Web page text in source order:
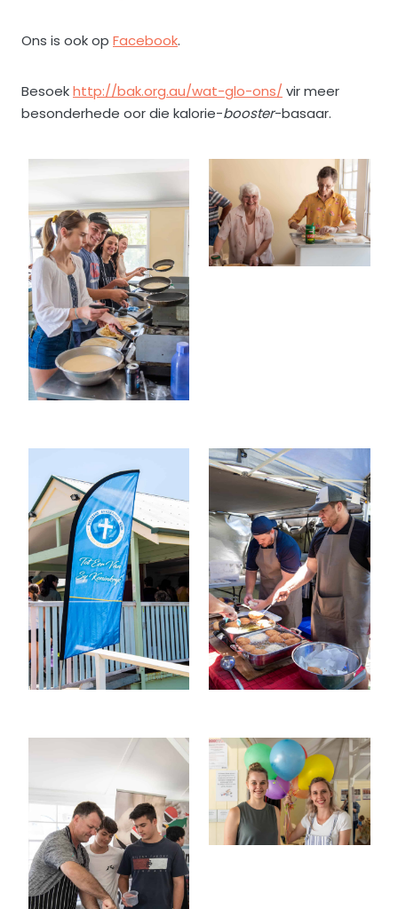
Ons is ook op Facebook.
Besoekhttp://bak.org.au/wat-glo-ons/ vir meer
besonderhede oor die kalorie-booster-basaar.